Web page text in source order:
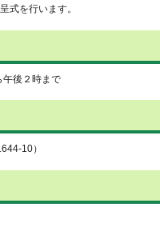
式を行います。
午後２時まで
10）